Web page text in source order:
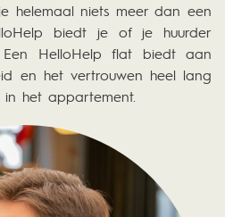
helemaal niets meer dan een
biedt je of je huurder
HelloHelp flat biedt aan
en het vertrouwen heel lang
het appartement.